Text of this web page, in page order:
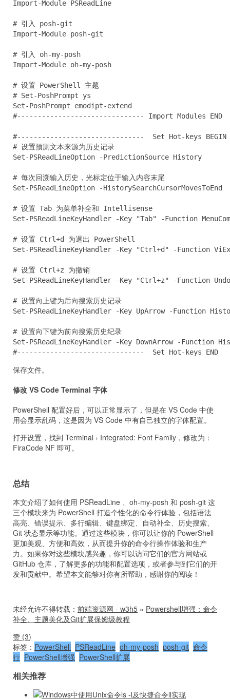
Import-Module PSReadLine
# 引入 posh-git
Import-Module posh-git
# 引入 oh-my-posh
Import-Module oh-my-posh
# 设置 PowerShell 主题
# Set-PoshPrompt ys
Set-PoshPrompt emodipt-extend
#------------------------------- Import Modules
#-------------------------------  Set Hot-keys
# 设置预测文本来源为历史记录
Set-PSReadLineOption -PredictionSource History
# 每次回溯输入历史，光标定位于输入内容末尾
Set-PSReadLineOption -HistorySearchCursorMovesToEnd
# 设置 Tab 为菜单补全和 Intellisense
Set-PSReadLineKeyHandler -Key "Tab" -Function
# 设置 Ctrl+d 为退出 PowerShell
Set-PSReadlineKeyHandler -Key "Ctrl+d" -Function
# 设置 Ctrl+z 为撤销
Set-PSReadLineKeyHandler -Key "Ctrl+z" -Function Undo
# 设置向上键为后向搜索历史记录
Set-PSReadLineKeyHandler -Key UpArrow -Function
# 设置向下键为前向搜索历史纪录
Set-PSReadLineKeyHandler -Key DownArrow -Function
#-------------------------------  Set Hot-keys
保存文件。
修改 VS Code Terminal 字体
PowerShell 配置好后，可以正常显示了，但是在 VS Code 中使
用会显示乱码，这是因为 VS Code 中有自己独立的字体配置。
打开设置，找到 Terminal › Integrated: Font Family，修改为：
FiraCode NF 即可。
总结
本文介绍了如何使用 PSReadLine 、oh-my-posh 和 posh-git 这
三个模块来为 PowerShell 打造个性化的命令行体验，包括语法
高亮、错误提示、多行编辑、键盘绑定、自动补全、历史搜索、
Git 状态显示等功能。通过这些模块，你可以让你的 PowerShell
更加美观、方便和高效，从而提升你的命令行操作体验和生产
力。如果你对这些模块感兴趣，你可以访问它们的官方网站或
GitHub 仓库，了解更多的功能和配置选项，或者参与到它们的开
发和贡献中。希望本文能够对你有所帮助，感谢你的阅读！
未经允许不得转载： 前端资源网 - w3h5 » Powershell增强：命令
补全、主题美化及Git扩展保姆级教程
赞 (3)
标签： PowerShell PSReadLine oh-my-posh posh-git 命令
行 PowerShell增强 PowerShell扩展
相关推荐
Windows中使用Unix命令ls -l及快捷命令ll实现